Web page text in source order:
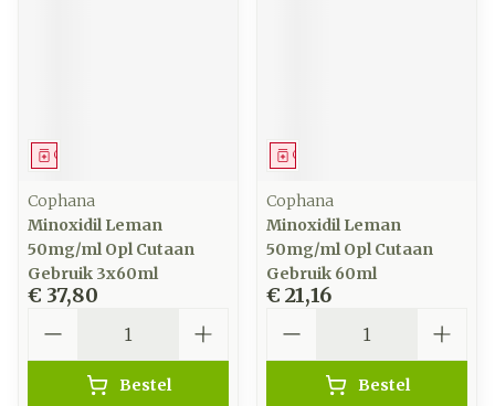
Geneesmiddel
Cophana
Minoxidil Leman
50mg/ml Opl Cutaan
Gebruik 3x60ml
€ 37,80
Bestel
Geneesmiddel
Cophana
Minoxidil Leman
50mg/ml Opl Cutaan
Gebruik 60ml
€ 21,16
Bestel